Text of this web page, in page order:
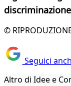
©
Seguici
Altro di Idee e